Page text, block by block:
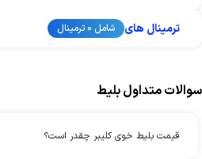
ترمینال های شامل 0 ترمینال
سوالات متداول بلیط
قیمت بلیط خوی کلیبر چقدر است؟